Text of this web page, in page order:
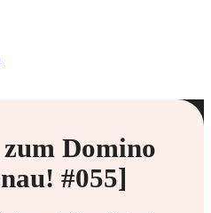
zum Domino
#055]